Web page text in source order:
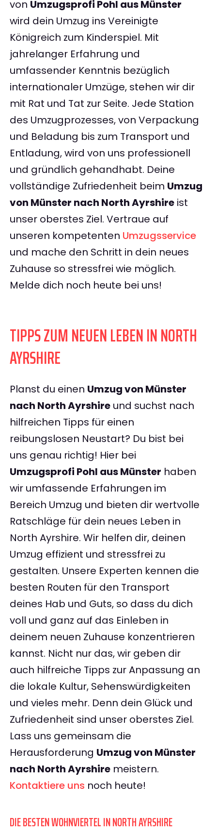
von Umzugsprofi Pohl aus Münster
wird dein Umzug ins Vereinigte
Königreich zum Kinderspiel. Mit
jahrelanger Erfahrung und
umfassender Kenntnis bezüglich
internationaler Umzüge, stehen wir dir
mit Rat und Tat zur Seite. Jede Station
des Umzugprozesses, von Verpackung
und Beladung bis zum Transport und
Entladung, wird von uns professionell
und gründlich gehandhabt. Deine
vollständige Zufriedenheit beim Umzug
von Münster nach North Ayrshire ist
unser oberstes Ziel. Vertraue auf
unseren kompetenten Umzugsservice
und mache den Schritt in dein neues
Zuhause so stressfrei wie möglich.
Melde dich noch heute bei uns!
TIPPS ZUM NEUEN LEBEN IN NORTH
AYRSHIRE
Planst du einen Umzug von Münster
nach North Ayrshire und suchst nach
hilfreichen Tipps für einen
reibungslosen Neustart? Du bist bei
uns genau richtig! Hier bei
Umzugsprofi Pohl aus Münster haben
wir umfassende Erfahrungen im
Bereich Umzug und bieten dir wertvolle
Ratschläge für dein neues Leben in
North Ayrshire. Wir helfen dir, deinen
Umzug effizient und stressfrei zu
gestalten. Unsere Experten kennen die
besten Routen für den Transport
deines Hab und Guts, so dass du dich
voll und ganz auf das Einleben in
deinem neuen Zuhause konzentrieren
kannst. Nicht nur das, wir geben dir
auch hilfreiche Tipps zur Anpassung an
die lokale Kultur, Sehenswürdigkeiten
und vieles mehr. Denn dein Glück und
Zufriedenheit sind unser oberstes Ziel.
Lass uns gemeinsam die
Herausforderung Umzug von Münster
nach North Ayrshire meistern.
Kontaktiere uns noch heute!
DIE BESTEN WOHNVIERTEL IN NORTH AYRSHIRE